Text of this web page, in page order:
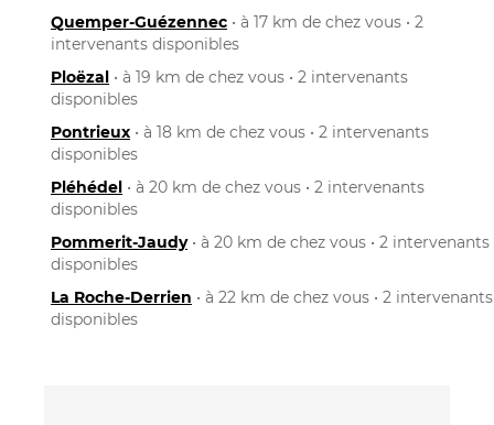
Quemper-Guézennec • à 17 km de chez vous • 2
intervenants disponibles
Ploëzal • à 19 km de chez vous • 2 intervenants
disponibles
Pontrieux • à 18 km de chez vous • 2 intervenants
disponibles
Pléhédel • à 20 km de chez vous • 2 intervenants
disponibles
Pommerit-Jaudy• à 20 km de chez vous • 2 intervenants
disponibles
La Roche-Derrien • à 22 km de chez vous • 2 intervenants
disponibles